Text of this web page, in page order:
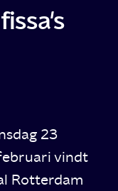
23
vindt
Rotterdam